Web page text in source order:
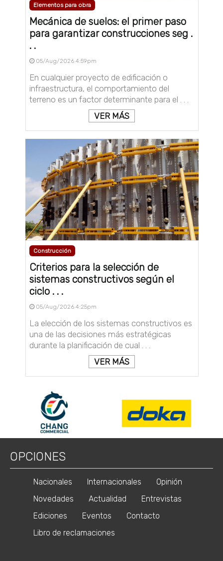
Elementos para obra
Mecánica de suelos: el primer paso
para garantizar construcciones seg .
. .
05/Aug/2026 4:59pm
En cualquier proyecto de edificación o
infraestructura, el comportamiento del
terreno es un factor determinante para el . . .
VER MÁS
Construcción
Criterios para la selección de
sistemas constructivos según el
ciclo . . .
05/Aug/2026 4:25pm
La elección de los sistemas constructivos es
una de las decisiones más estratégicas
durante la planificación de cual . . .
VER MÁS
OPCIONES
Nacionales Internacionales
Opinión
Novedades
Actualidad
Entrevistas
Ediciones
Eventos
Contacto
Libro de reclamaciones